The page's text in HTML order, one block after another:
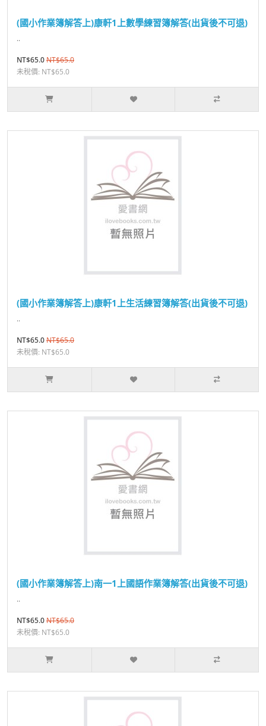
(國小作業簿解答上)康軒1上數學練習簿解答(出貨後不可退)
..
NT$65.0NT$65.0
未稅價: NT$65.0
(國小作業簿解答上)康軒1上生活練習簿解答(出貨後不可退)
..
NT$65.0NT$65.0
未稅價: NT$65.0
(國小作業簿解答上)南一1上國語作業簿解答(出貨後不可退)
..
NT$65.0NT$65.0
未稅價: NT$65.0